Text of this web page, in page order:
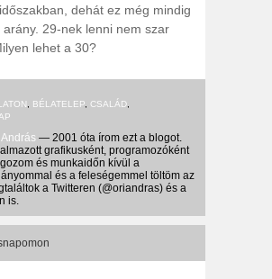
dehát ez még mindig
arány. 29-nek lenni nem szar
lehet a 30?
BÉLATELEP CSALÁD
András — 2001 óta írom ezt a blogot.
grafikusként, programozóként
és munkaidőn kívül a
és a feleségemmel töltöm az
a Twitteren (@oriandras) és a
is.